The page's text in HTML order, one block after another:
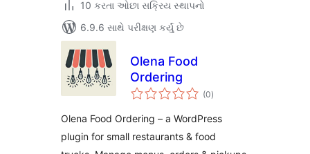
10 કરતા ઓછા સક્રિય સ્થાપનો
6.9.6 સાથે પરીક્ષણ કર્યું છે
Olena Food
Ordering
(0કુલ
રેટિંગ્સ
)
Olena Food Ordering – a WordPress
plugin for small restaurants & food